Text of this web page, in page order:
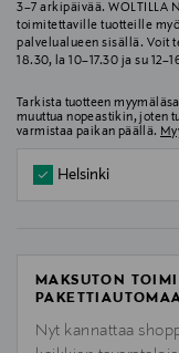
3–7 arkipäivää. WOLTILLA
toimitettaville tuotteille
palvelualueen sisällä. Voit
18.30, la 10–17.30 ja su
Tarkista tuotteen
muuttua nopeastikin, joten
varmistaa paikan päällä.
Helsinki
MAKSUTON
Nyt kannattaa